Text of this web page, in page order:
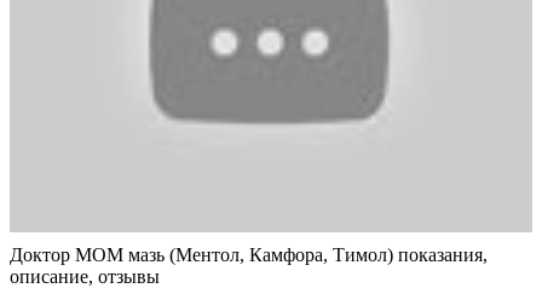
Доктор МОМ мазь (Ментол, Камфора, Тимол) показания,
описание, отзывы